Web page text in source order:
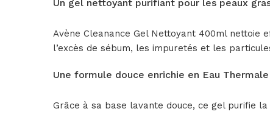
Un gel nettoyant purifiant pour les peaux
Avène Cleanance Gel Nettoyant 400ml nettoie
l’excès de sébum, les impuretés et les
Une formule douce enrichie en Eau Thermale
Grâce à sa base lavante douce, ce gel purifie